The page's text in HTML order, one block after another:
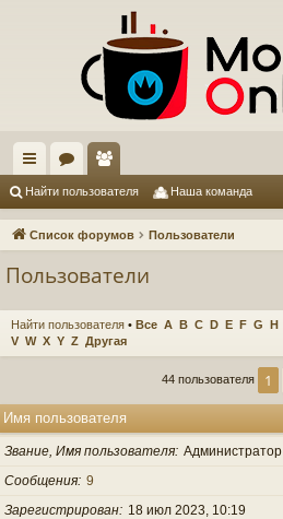
с
ы
ор
ум
ол
ьз
ел
и
Найти пользователя Наша команда
Список форумов Пользователи
Пользователи
Найти пользователя • Все A B C D E F G H
V W X Y Z Другая
44 пользователя 1
Имя пользователя
Звание, Имя пользователя Администратор
Сообщения 9
Зарегистрирован
18 июл 2023, 10:19